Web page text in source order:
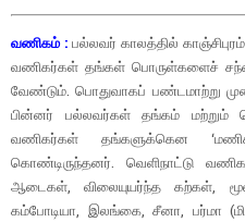
வணிகம் :பல்லவர் காலத்தில்
வணிகர்கள் தங்கள் பொருள்களைச்
வேண்டும். பொதுவாகப் பண்டமாற்று
பின்னர் பல்லவர்கள் தங்கம் மற்றும்
வணிகர்கள் தங்களுக்கென
கொண்டிருந்தனர். வெளிநாட்டு
ஆடைகள், விலையுயர்ந்த கற்கள்,
கம்போடியா, இலங்கை, சீனா, பர்மா